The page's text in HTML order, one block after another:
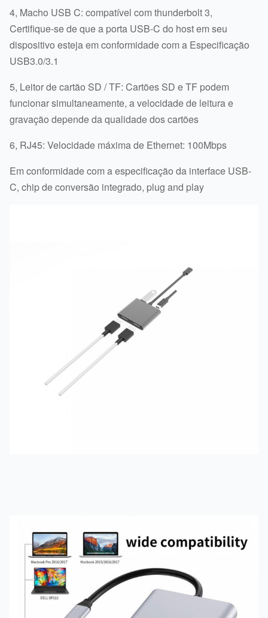
4, Macho USB C: compatível com thunderbolt 3,
Certifique-se de que a porta USB-C do host em seu
dispositivo esteja em conformidade com a Especificação
USB3.0/3.1
5, Leitor de cartão SD / TF: Cartões SD e TF podem
funcionar simultaneamente, a velocidade de leitura e
gravação depende da qualidade dos cartões
6, RJ45: Velocidade máxima de Ethernet: 100Mbps
Em conformidade com a especificação da interface USB-
C, chip de conversão integrado, plug and play